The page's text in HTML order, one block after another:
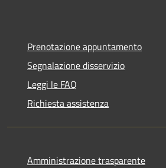
Prenotazione appuntamento
Segnalazione disservizio
Leggi le FAQ
Richiesta assistenza
Amministrazione trasparente